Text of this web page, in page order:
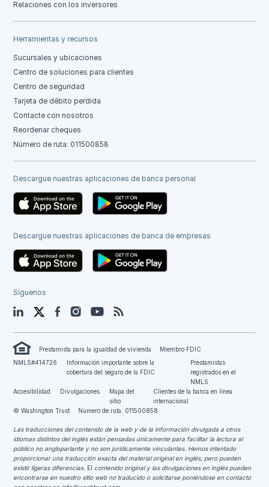
Relaciones con los inversores
Herramientas y recursos
Sucursales y ubicaciones
Centro de soluciones para clientes
Centro de seguridad
Tarjeta de débito perdida
Contacte con nosotros
Reordenar cheques
Número de ruta: 011500858
Descargue nuestras aplicaciones de banca personal
Descargue nuestras aplicaciones de banca de empresas
Síguenos
LinkedIn TwitterFacebookInstagramYouTube
Prestamista para la igualdad de vivienda
Miembro FDIC
NMLS#414726
Información importante sobre la
cobertura del seguro de la FDIC
Prestamistas
registrados en el
NMLS
Accesibilidad
Divulgaciones
Mapa del
sitio
Clientes de la banca en línea
internacional
© Washington Trust
Número de ruta: 011500858
Las traducciones del contenido de la web y de la información divulgada a otros
idiomas distintos del inglés están pensadas únicamente para facilitar la lectura al
público no angloparlante y no son jurídicamente vinculantes. Hemos intentado
proporcionar una traducción exacta del material original en inglés, pero pueden
existir ligeras diferencias. El contenido original y las divulgaciones en inglés pueden
encontrarse en nuestro sitio web no traducido o solicitarse poniéndose en contacto